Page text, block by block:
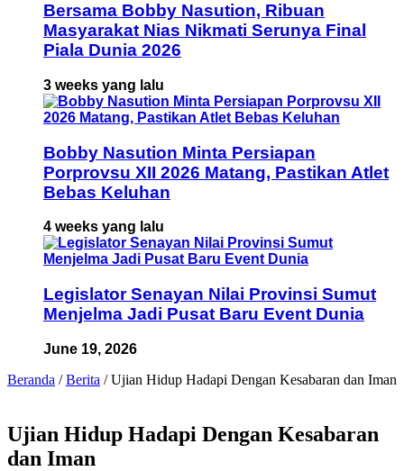
Bersama Bobby Nasution, Ribuan
Masyarakat Nias Nikmati Serunya Final
Piala Dunia 2026
3 weeks yang lalu
Bobby Nasution Minta Persiapan
Porprovsu XII 2026 Matang, Pastikan Atlet
Bebas Keluhan
4 weeks yang lalu
Legislator Senayan Nilai Provinsi Sumut
Menjelma Jadi Pusat Baru Event Dunia
June 19, 2026
Beranda / Berita / Ujian Hidup Hadapi Dengan Kesabaran dan Iman
Ujian Hidup Hadapi Dengan Kesabaran
dan Iman